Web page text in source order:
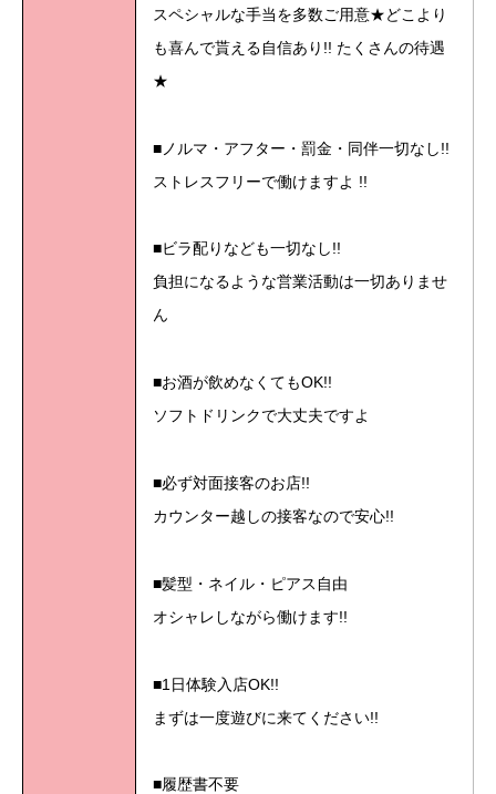
スペシャルな手当を多数ご用意★どこより
も喜んで貰える自信あり!! たくさんの待遇
★
■ノルマ・アフター・罰金・同伴一切なし!!
ストレスフリーで働けますよ !!
■ビラ配りなども一切なし!!
負担になるような営業活動は一切ありませ
ん
■お酒が飲めなくてもOK!!
ソフトドリンクで大丈夫ですよ
■必ず対面接客のお店!!
カウンター越しの接客なので安心!!
■髪型・ネイル・ピアス自由
オシャレしながら働けます!!
■1日体験入店OK!!
まずは一度遊びに来てください!!
■履歴書不要